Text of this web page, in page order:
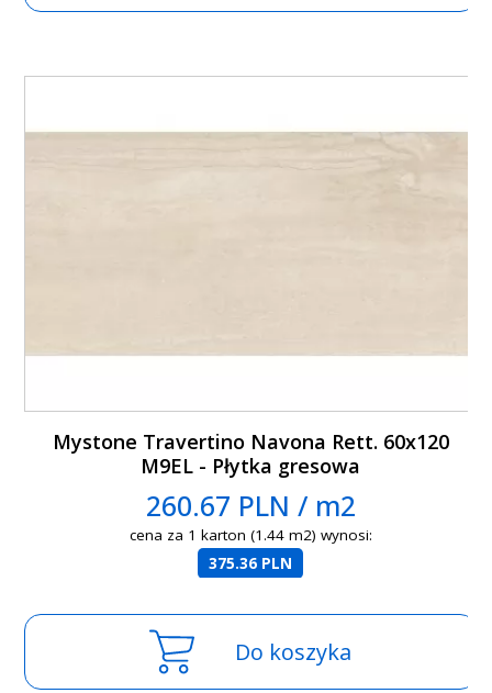
Mystone Travertino Navona Rett. 60x120
M9EL - Płytka gresowa
260.67 PLN / m2
cena za 1 karton (1.44 m2) wynosi:
375.36 PLN
Do koszyka